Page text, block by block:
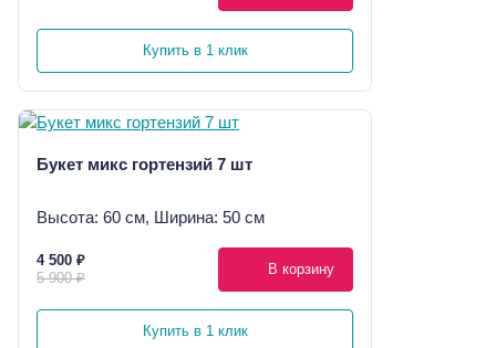
Купить в 1 клик
Букет микс гортензий 7 шт
Высота: 60 см, Ширина: 50 см
4 500 ₽
5 900 ₽
В корзину
Купить в 1 клик